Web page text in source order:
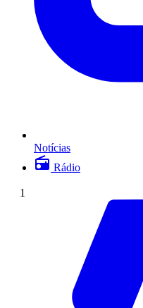
Notícias
Rádio
1